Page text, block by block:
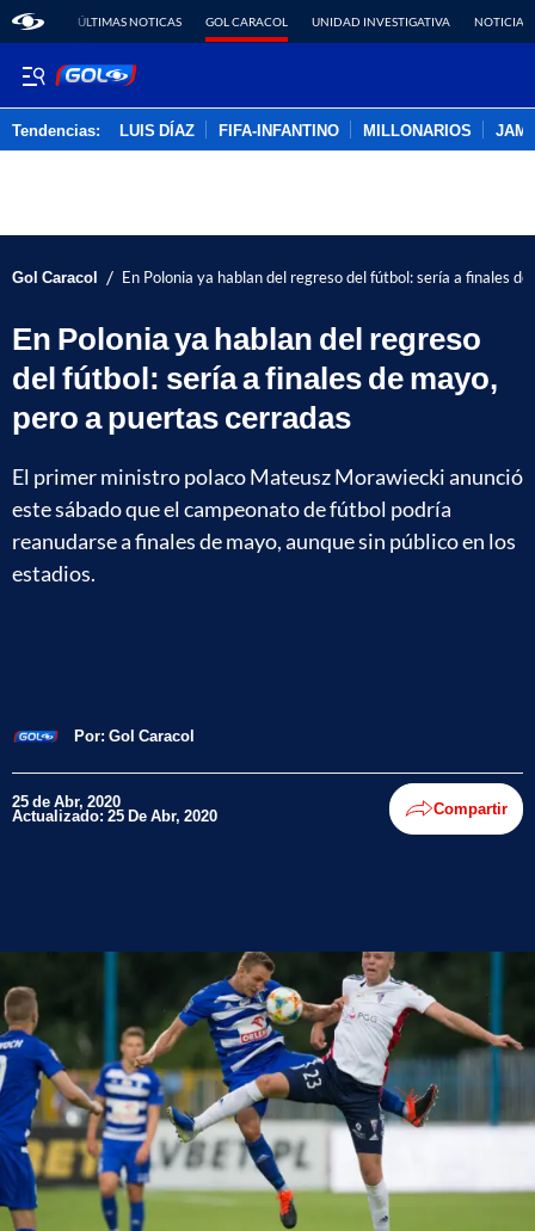
ÚLTIMAS NOTICAS GOL CARACOL UNIDAD INVESTIGATIVA NOTICIAS
Tendencias: LUIS DÍAZ FIFA-INFANTINO MILLONARIOS
Gol Caracol / En Polonia ya hablan del regreso del fútbol: sería a finales
En Polonia ya hablan del regreso
del fútbol: sería a finales de mayo,
pero a puertas cerradas
El primer ministro polaco Mateusz Morawiecki anunció
este sábado que el campeonato de fútbol podría
reanudarse a finales de mayo, aunque sin público en los
estadios.
Por: Gol Caracol
25 de Abr, 2020
Actualizado: 25 De Abr, 2020 Compartir